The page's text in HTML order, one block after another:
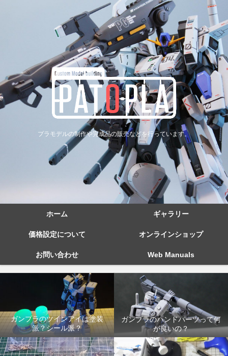
プラモデルの制作や完成品の販売などを行っています。
ホーム ギャラリー
価格設定について オンラインショップ
お問い合わせ Web Manuals
ガンプラのツインアイは塗装
派？シール派？
ガンプラのハンドパーツって何
が良いの？